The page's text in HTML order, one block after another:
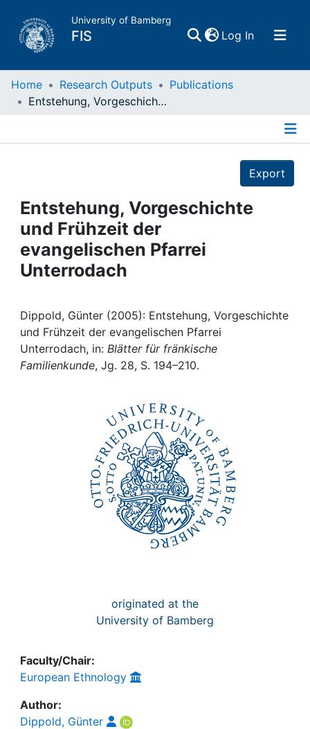
University of Bamberg
FIS Log In(current)
Home
Projects
People
Institutions
Awards
My FIS
Home Research Outputs
Publications
Entstehung, Vorgeschichte und Frühzeit der evangelischen Pfarrei Unterrodach
Export
Entstehung, Vorgeschichte
und Frühzeit der
evangelischen Pfarrei
Unterrodach
Dippold, Günter (2005): Entstehung, Vorgeschichte
und Frühzeit der evangelischen Pfarrei
Unterrodach, in: Blätter für fränkische
Familienkunde, Jg. 28, S. 194–210.
originated at the
University of Bamberg
Faculty/Chair:
European Ethnology
Author:
Dippold, Günter